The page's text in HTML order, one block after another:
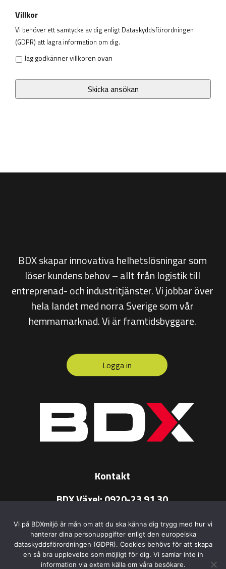
Villkor
Vi behöver ett samtycke av dig enligt Dataskyddsförordningen
(GDPR) att lagra information om dig.
Jag godkänner villkoren ovan
BDX skapar innovativa helhetslösningar som
löser kundens behov – allt från logistik till
entreprenad- och industritjänster. Vi jobbar över
hela landet med norra Sverige som vår
hemmamarknad. Vi är framtidsbyggare.
Logga in
Kontakt
BDX Växel:0920-23 91 30
Vi på BDXmiljö är mån om att du ska känna dig trygg med hur vi
hanterar dina personuppgifter enligt den europeiska
dataskyddsförordningen (GDPR). Cookies behövs för att skapa
en så bra upplevelse som möjligt för dig. Vi samlar inte in
information via extern källa om våra besökare.